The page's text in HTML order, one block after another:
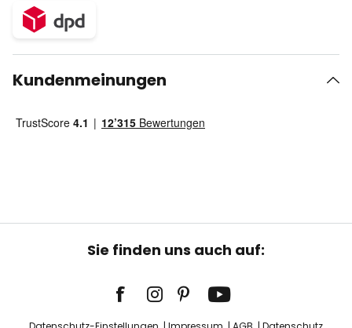
Kundenmeinungen
Sie finden uns auch auf: